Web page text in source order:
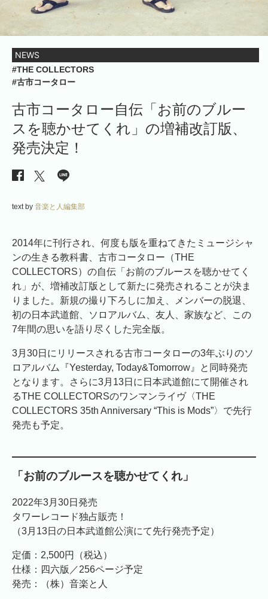
NEWS
#THE COLLECTORS
#古市コータロー
古市コータロー自伝「お前のブルー
スを聴かせてくれ」の増補改訂版、
発売決定！
text by 音楽と人編集部
2014年に刊行され、何度も版を重ねてきたミュージシャ
ンの生きる教科書、古市コータロー（THE
COLLECTORS）の自伝「お前のブルースを聴かせてく
れ」が、増補改訂版として新たに発売されることが決ま
りました。新規の撮り下ろしに加え、メンバーの脱退、
初の日本武道館、ソロアルバム、友人、家族など、この
7年間の思いを語り尽くした完全版。
3月30日にリリースされる古市コータローの3年ぶりのソ
ロアルバム『Yesterday, Today&Tomorrow』と同時発売
となります。さらに3月13日に日本武道館にて開催され
るTHE COLLECTORSのワンマンライヴ〈THE
COLLECTORS 35th Anniversary “This is Mods”〉で先行
発売も予定。
「お前のブルースを聴かせてくれ」
2022年3月30日発売
タワーレコード独占販売！
（3月13日の日本武道館公演にて先行発売予定）
定価：2,500円（税込）
仕様：四六版／256ページ予定
発売：（株）音楽と人